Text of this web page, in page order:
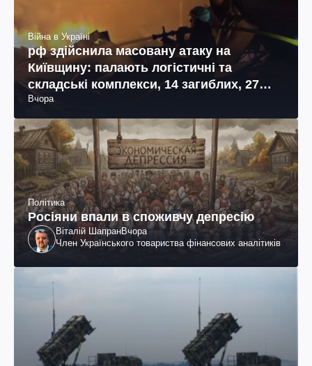
Війна в Україні
рф здійснила масовану атаку на
Київщину: палають логістичні та
складські комплекси, 14 загиблих, 27
поранених (фото, відео)
Вчора
Політика
Росіяни впали в споживчу депресію
Віталій ШапранВчора
Член Українського товариства фінансових аналітиків